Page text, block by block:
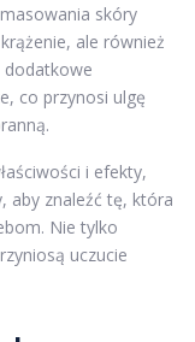
skóry
ale również
dodatkowe
co przynosi ulgę
i efekty,
aby znaleźć tę, która
Nie tylko
uczucie